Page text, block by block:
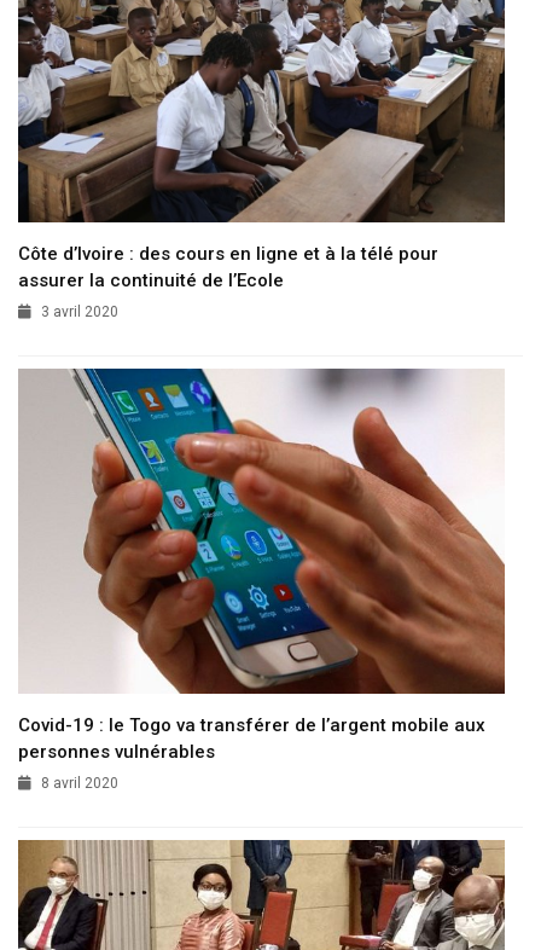
Côte d’Ivoire : des cours en ligne et à la télé pour
assurer la continuité de l’Ecole
3 avril 2020
Covid-19 : le Togo va transférer de l’argent mobile aux
personnes vulnérables
8 avril 2020